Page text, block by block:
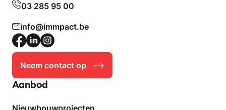
03 285 95 00
info@immpact.be
Neem contact op
Aanbod